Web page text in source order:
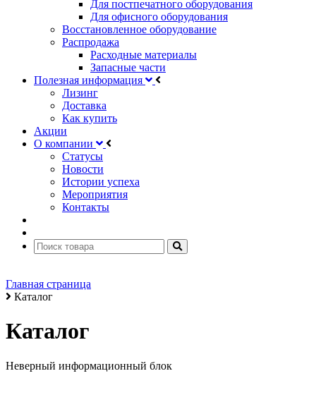
Для постпечатного оборудования
Для офисного оборудования
Восстановленное оборудование
Распродажа
Расходные материалы
Запасные части
Полезная информация
Лизинг
Доставка
Как купить
Акции
О компании
Статусы
Новости
Истории успеха
Мероприятия
Контакты
Главная страница
Каталог
Каталог
Неверный информационный блок